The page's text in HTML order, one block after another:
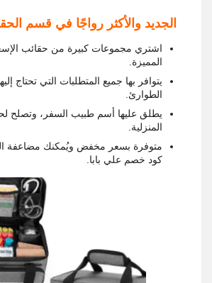
الجديد والأكثر رواجًا في قسم
اشتري مجموعات كبيرة من حقائب
المميزة.
يتوافر بها جميع المتطلبات التي تحتاج
الطوارئ.
يطلق عليها أسم طبيب السفر، وتصلح
المنزلية.
متوفرة بسعر مخفض ويُمكنك مضاعفة
كود خصم علي بابا.